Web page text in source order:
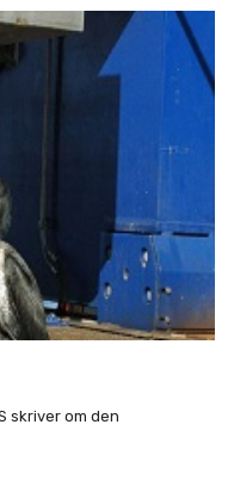
skriver om den